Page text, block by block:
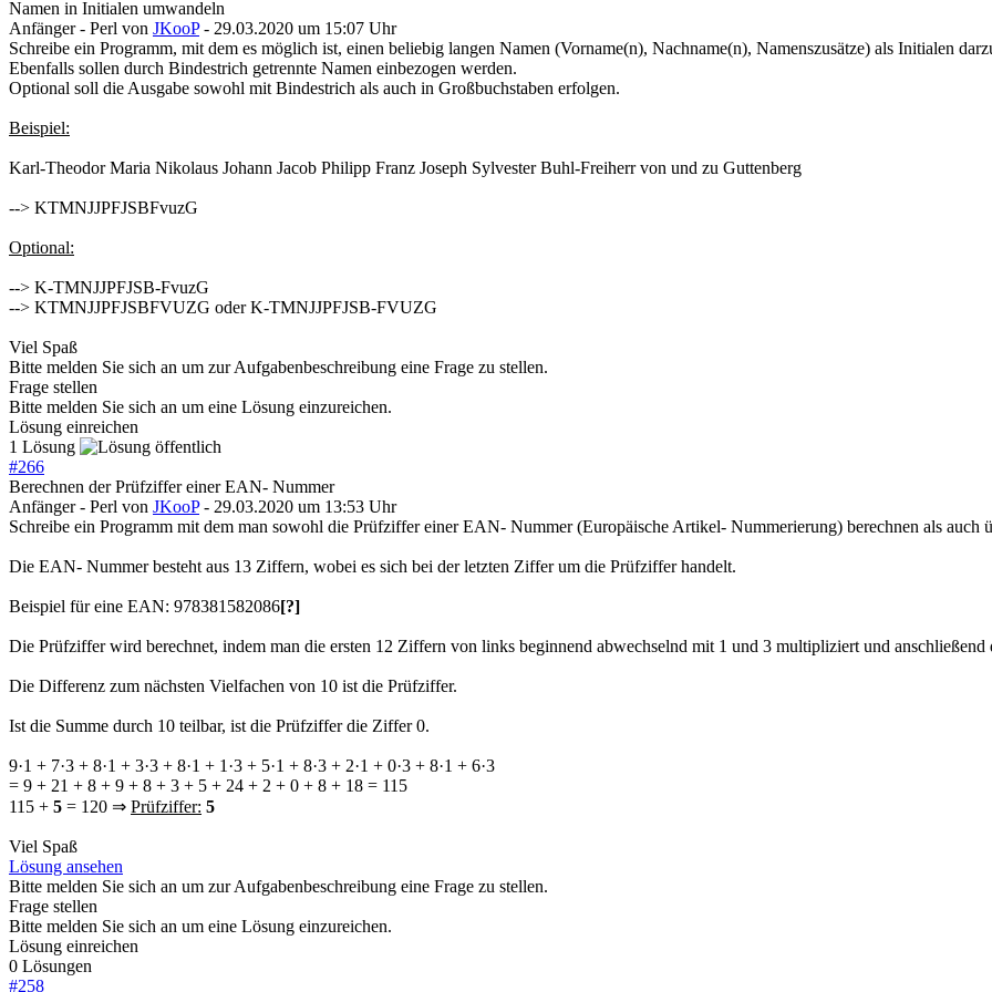
Namen in Initialen umwandeln
Anfänger - Perl von JKooP - 29.03.2020 um 15:07 Uhr
Schreibe ein Programm, mit dem es möglich ist, einen beliebig langen Namen (Vorname(n), Nachname(n), Namenszusätze) als Initialen
Ebenfalls sollen durch Bindestrich getrennte Namen einbezogen werden.
Optional soll die Ausgabe sowohl mit Bindestrich als auch in Großbuchstaben erfolgen.
Beispiel:
Karl-Theodor Maria Nikolaus Johann Jacob Philipp Franz Joseph Sylvester Buhl-Freiherr von und zu Guttenberg
--> KTMNJJPFJSBFvuzG
Optional:
--> K-TMNJJPFJSB-FvuzG
--> KTMNJJPFJSBFVUZG oder K-TMNJJPFJSB-FVUZG
Viel Spaß
Bitte melden Sie sich an um zur Aufgabenbeschreibung eine Frage zu stellen.
Frage stellen
Bitte melden Sie sich an um eine Lösung einzureichen.
Lösung einreichen
1 Lösung
#266
Berechnen der Prüfziffer einer EAN- Nummer
Anfänger - Perl von JKooP - 29.03.2020 um 13:53 Uhr
Schreibe ein Programm mit dem man sowohl die Prüfziffer einer EAN- Nummer (Europäische Artikel- Nummerierung) berechnen als auch
Die EAN- Nummer besteht aus 13 Ziffern, wobei es sich bei der letzten Ziffer um die Prüfziffer handelt.
Beispiel für eine EAN: 978381582086[?]
Die Prüfziffer wird berechnet, indem man die ersten 12 Ziffern von links beginnend abwechselnd mit 1 und 3 multipliziert und anschließend
Die Differenz zum nächsten Vielfachen von 10 ist die Prüfziffer.
Ist die Summe durch 10 teilbar, ist die Prüfziffer die Ziffer 0.
9·1 + 7·3 + 8·1 + 3·3 + 8·1 + 1·3 + 5·1 + 8·3 + 2·1 + 0·3 + 8·1 + 6·3
= 9 + 21 + 8 + 9 + 8 + 3 + 5 + 24 + 2 + 0 + 8 + 18 = 115
115 + 5 = 120 ⇒ Prüfziffer: 5
Viel Spaß
Lösung ansehen
Bitte melden Sie sich an um zur Aufgabenbeschreibung eine Frage zu stellen.
Frage stellen
Bitte melden Sie sich an um eine Lösung einzureichen.
Lösung einreichen
0 Lösungen
#258